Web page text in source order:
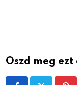
Oszd meg